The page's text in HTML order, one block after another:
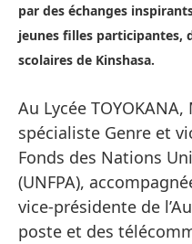
par des échanges
jeunes filles participantes,
scolaires de Kinshasa.
Au Lycée
spécialiste Genre et
Fonds des Nations
(UNFPA),
vice-présidente de
poste et des